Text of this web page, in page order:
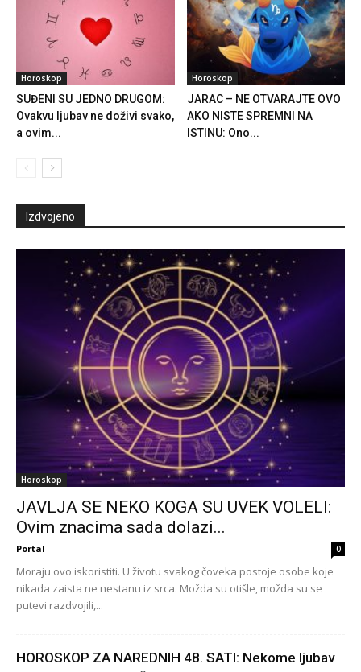
Horoskop
SUĐENI SU JEDNO DRUGOM:
Ovakvu ljubav ne doživi svako,
a ovim...
Horoskop
JARAC – NE OTVARAJTE OVO
AKO NISTE SPREMNI NA
ISTINU: Ono...
Izdvojeno
Horoskop
JAVLJA SE NEKO KOGA SU UVEK VOLELI:
Ovim znacima sada dolazi...
Portal 0
Moraju ovo iskoristiti. U životu svakog čoveka postoje osobe koje
nikada zaista ne nestanu iz srca. Možda su otišle, možda su se
putevi razdvojili,...
HOROSKOP ZA NAREDNIH 48. SATI: Nekome ljubav